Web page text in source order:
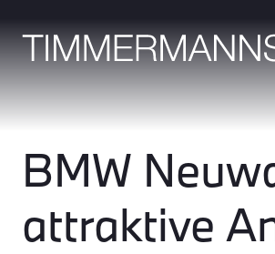
BMW
attraktive